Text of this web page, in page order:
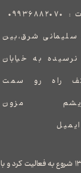
برند ابریشم یک برند جدید در طراحی و واردات پوشاک زنانه می باشد که توسط خانم ملیحه سلطانی در سال ۱۳۹۸ شروع به فعالیت کرد و با
: ۰۹۹۳۶۸۸۲۰۷۰
سلیمانی شرق،بین
نرسیده به خیابان
راه رو سمت